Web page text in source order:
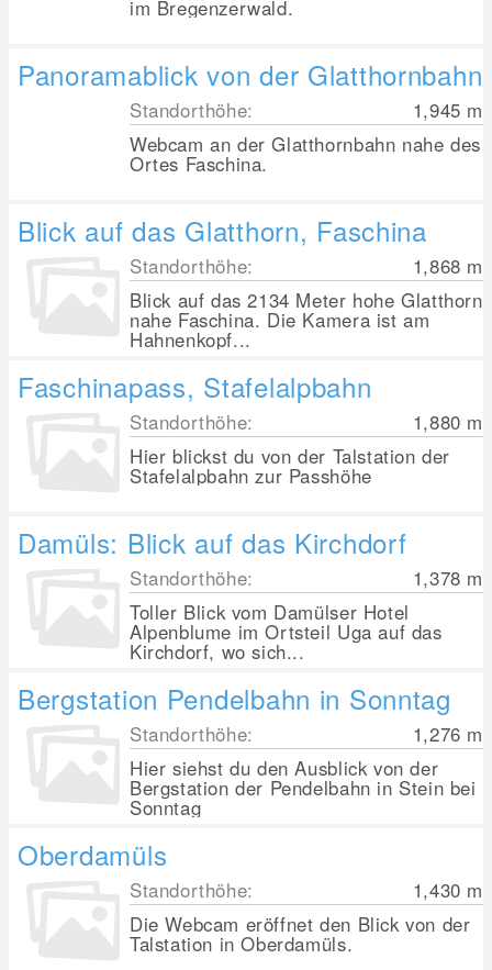
im Bregenzerwald.
Panoramablick von der Glatthornbahn
Standorthöhe: 1,945 m
Webcam an der Glatthornbahn nahe des
Ortes Faschina.
Blick auf das Glatthorn, Faschina
Standorthöhe: 1,868 m
Blick auf das 2134 Meter hohe Glatthorn
nahe Faschina. Die Kamera ist am
Hahnenkopf...
Faschinapass, Stafelalpbahn
Standorthöhe: 1,880 m
Hier blickst du von der Talstation der
Stafelalpbahn zur Passhöhe
Damüls: Blick auf das Kirchdorf
Standorthöhe: 1,378 m
Toller Blick vom Damülser Hotel
Alpenblume im Ortsteil Uga auf das
Kirchdorf, wo sich...
Bergstation Pendelbahn in Sonntag
Standorthöhe: 1,276 m
Hier siehst du den Ausblick von der
Bergstation der Pendelbahn in Stein bei
Sonntag
Oberdamüls
Standorthöhe: 1,430 m
Die Webcam eröffnet den Blick von der
Talstation in Oberdamüls.